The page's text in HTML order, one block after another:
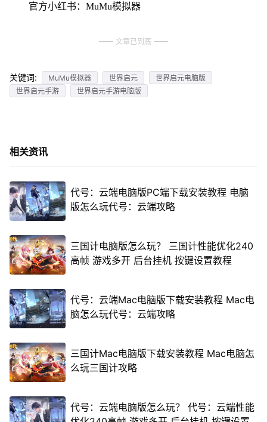
官方小红书：MuMu模拟器
文章已到底
关键词: MuMu模拟器 世界启元
世界启元电脑版
世界启元手游
世界启元手游电脑版
相关资讯
代号：云端电脑版PC端下载安装教程 电脑
版怎么玩代号：云端攻略
三国计电脑版怎么玩？ 三国计性能优化240
高帧 游戏多开 后台挂机 按键设置教程
代号：云端Mac电脑版下载安装教程 Mac电
脑怎么玩代号：云端攻略
三国计Mac电脑版下载安装教程 Mac电脑怎
么玩三国计攻略
代号：云端电脑版怎么玩？ 代号：云端性能